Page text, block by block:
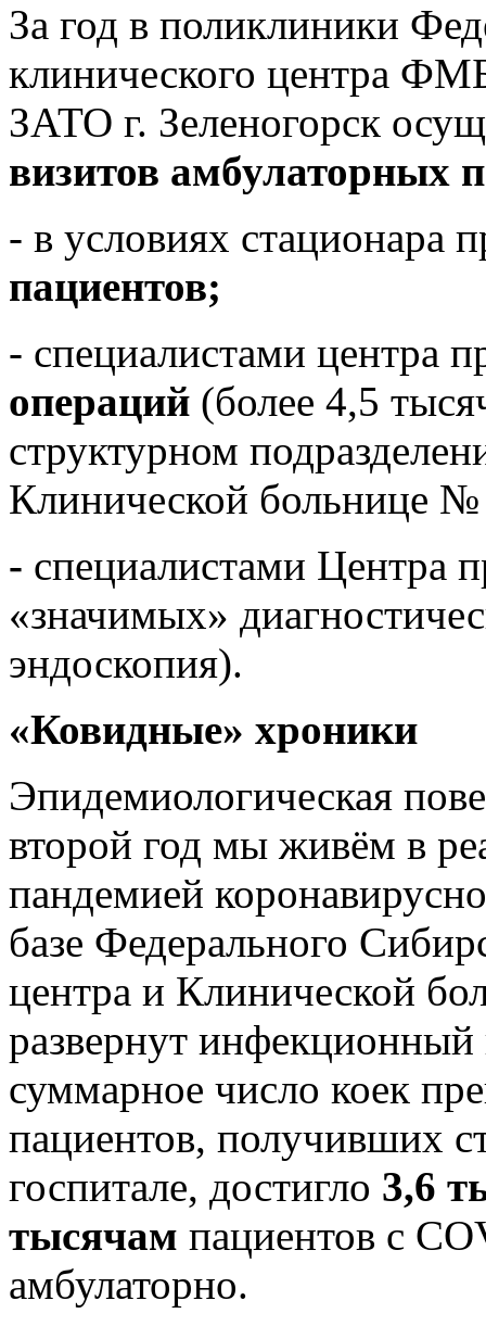
За год в поликлиники
клинического центра
ЗАТО г. Зеленогорск
визитов амбулаторных
- в условиях стационара
пациентов;
- специалистами центра
операций (более 4,5
структурном
Клинической больнице
- специалистами Центра
«значимых»
эндоскопия).
«Ковидные» хроники
Эпидемиологическая
второй год мы живём в
пандемией
базе Федерального
центра и Клинической
развернут
суммарное число коек
пациентов, получивших
госпитале, достигло 3,6
тысячам пациентов с
амбулаторно.